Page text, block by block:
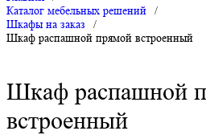
Каталог мебельных решений
/
Шкафы на заказ
/
Шкаф распашной прямой встроенный
Шкаф распашной
встроенный